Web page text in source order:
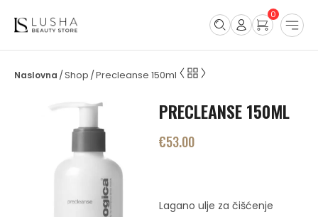
0
/Shop /Precleanse 150ml
PRECLEANSE 150ML
€53.00
Lagano ulje za čišćenje